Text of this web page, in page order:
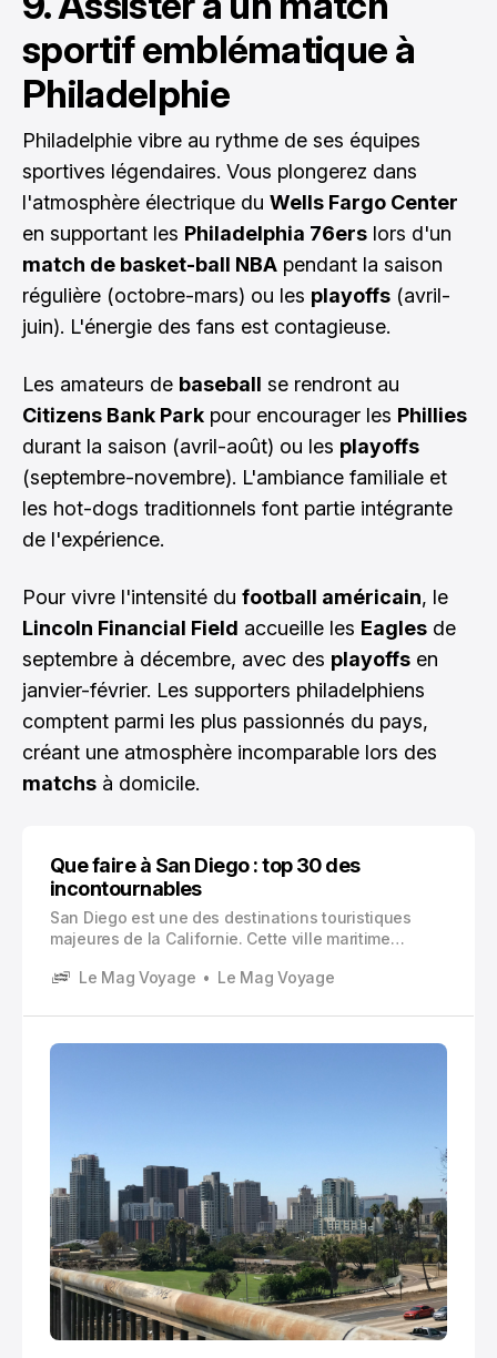
sportif emblématique à
Philadelphie
Philadelphie vibre au rythme de ses équipes
sportives légendaires. Vous plongerez dans
l'atmosphère électrique du Wells Fargo Center
en supportant les Philadelphia 76ers lors d'un
match de basket-ball NBA pendant la saison
régulière (octobre-mars) ou les playoffs (avril-
juin). L'énergie des fans est contagieuse.
Les amateurs de baseball se rendront au
Citizens Bank Park pour encourager les Phillies
durant la saison (avril-août) ou les playoffs
(septembre-novembre). L'ambiance familiale et
les hot-dogs traditionnels font partie intégrante
de l'expérience.
Pour vivre l'intensité du football américain, le
Lincoln Financial Field accueille les Eagles de
septembre à décembre, avec des playoffs en
janvier-février. Les supporters philadelphiens
comptent parmi les plus passionnés du pays,
créant une atmosphère incomparable lors des
matchs à domicile.
Que faire à San Diego : top 30 des
incontournables
San Diego est une des destinations touristiques
majeures de la Californie. Cette ville maritime
richesse culturelle et patrimoine historique . Près de
fascinant de folklore mexicain et modernité
américaine.
Le Mag Voyage Le Mag Voyage